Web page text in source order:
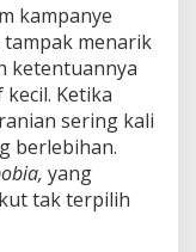
kampanye
menarik
ketentuannya
Ketika
sering kali
berlebihan.
yang
tak terpilih